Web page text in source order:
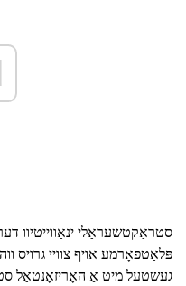
סטראַקטשעראַלי ינאַווייטיוו
פּלאַטפאָרמע אויף צוויי גרויס
געשטעל מיט אַ האָריזאָנטאַל